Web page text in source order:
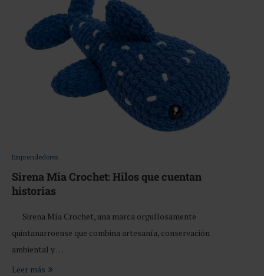
Emprendedores
Sirena Mia Crochet: Hilos que cuentan
historias
Sirena Mía Crochet, una marca orgullosamente
quintanarroense que combina artesanía, conservación
ambiental y …
Leer más